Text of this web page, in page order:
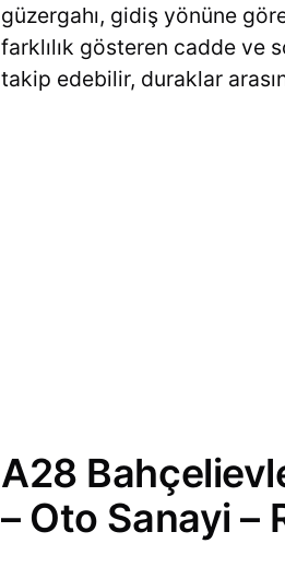
güzergahı, gidiş yönüne
farklılık gösteren cadde ve
takip edebilir, duraklar
A28
– Oto Sanayi –